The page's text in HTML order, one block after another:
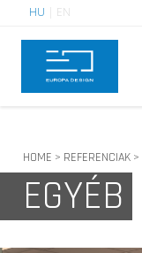
HU EN
HOME > REFERENCIAK >
EGYÉB